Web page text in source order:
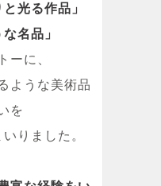
光る作品」
名品」
ーに、
ような美術品
を
りました。